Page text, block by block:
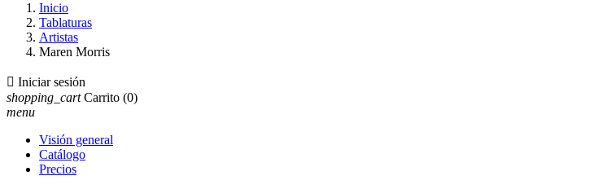
Inicio
Tablaturas
Artistas
Maren Morris
 Iniciar sesión
shopping_cart Carrito (0)
menu
Visión general
Catálogo
Precios